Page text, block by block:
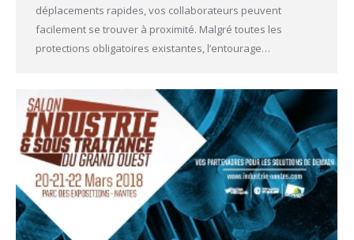
déplacements rapides, vos collaborateurs peuvent
facilement se trouver à proximité. Malgré toutes les
protections obligatoires existantes, l’entourage…